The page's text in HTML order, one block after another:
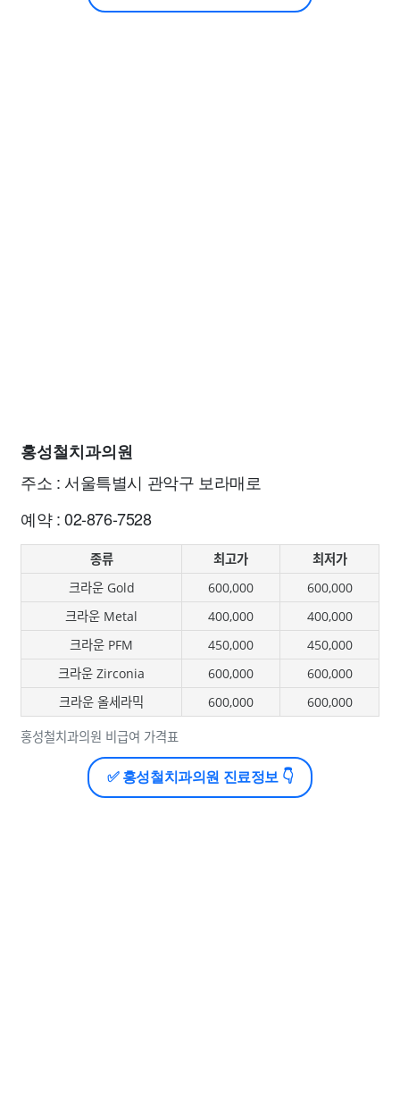
홍성철치과의원
주소 : 서울특별시 관악구 보라매로
예약 : 02-876-7528
홍성철치과의원 비급여 가격표
종류 최고가
최저가
크라운 Gold
600,000
600,000
크라운 Metal
400,000
400,000
크라운 PFM
450,000
450,000
크라운 Zirconia
600,000
600,000
크라운 올세라믹
600,000 600,000
✅ 홍성철치과의원 진료정보 👇